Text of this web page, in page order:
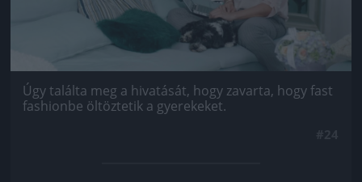
Úgy találta meg a hivatását, hogy zavarta, hogy fast
fashionbe öltöztetik a gyerekeket.